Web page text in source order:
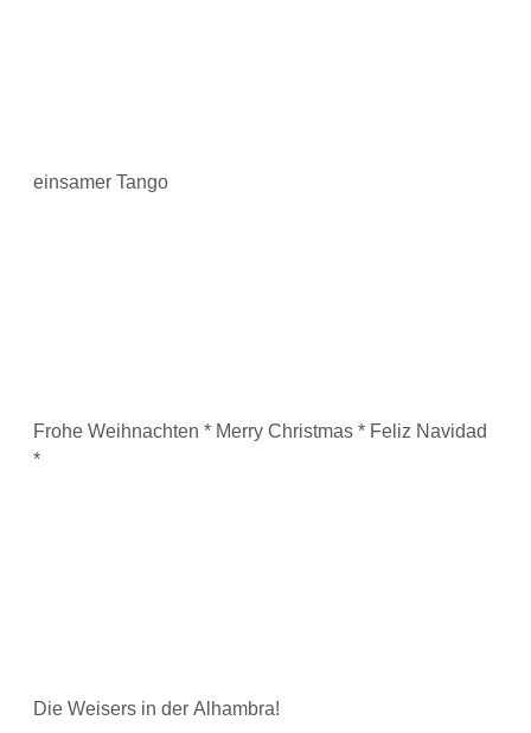
einsamer Tango
Frohe Weihnachten * Merry Christmas * Feliz Navidad
*
Die Weisers in der Alhambra!